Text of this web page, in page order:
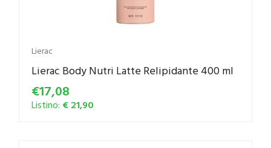
Lierac
Lierac Body Nutri Latte Relipidante 400 ml
€17,08
Listino: € 21,90